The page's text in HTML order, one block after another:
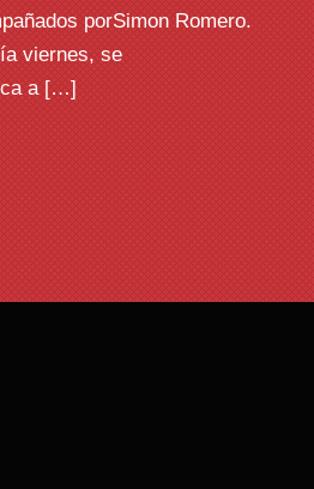
porSimon Romero.
viernes, se
a […]